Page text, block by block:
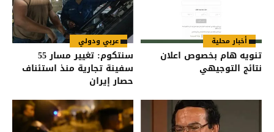
أخبار محلية
تنويه هام بخصوص اعلان
نتائج التوجيهي
عربي ودولي
سنتكوم: تغيير مسار 55
سفينة تجارية منذ استئناف
حصار إيران